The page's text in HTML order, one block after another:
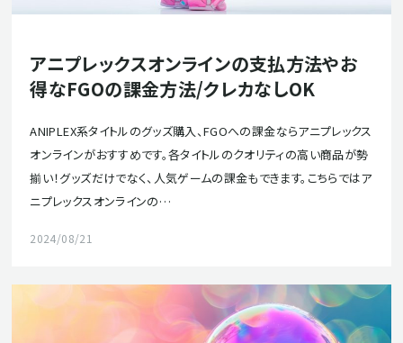
アニプレックスオンラインの支払方法やお
得なFGOの課金方法/クレカなしOK
ANIPLEX系タイトルのグッズ購入、FGOへの課金ならアニプレックス
オンラインがおすすめです。各タイトルのクオリティの高い商品が勢
揃い！グッズだけでなく、人気ゲームの課金もできます。こちらではア
ニプレックスオンラインの…
2024/08/21